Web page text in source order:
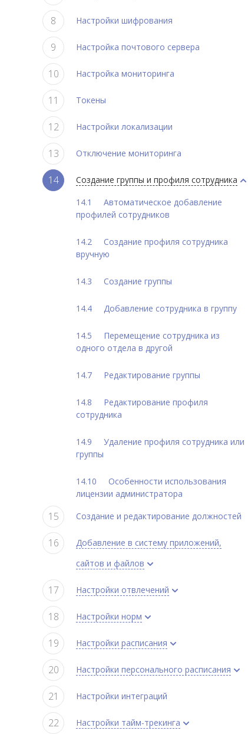
Настройки шифрования
Настройка почтового сервера
Настройка мониторинга
Токены
Настройки локализации
Отключение мониторинга
Создание группы и профиля сотрудника
Автоматическое добавление
профилей сотрудников
Создание профиля сотрудника
вручную
Создание группы
Добавление сотрудника в группу
Перемещение сотрудника из
одного отдела в другой
Редактирование группы
Редактирование профиля
сотрудника
Удаление профиля сотрудника или
группы
Особенности использования
лицензии администратора
Создание и редактирование должностей
Добавление в систему приложений,
сайтов и файлов
Настройки отвлечений
Настройки норм
Настройки расписания
Настройки персонального расписания
Настройки интеграций
Настройки тайм-трекинга